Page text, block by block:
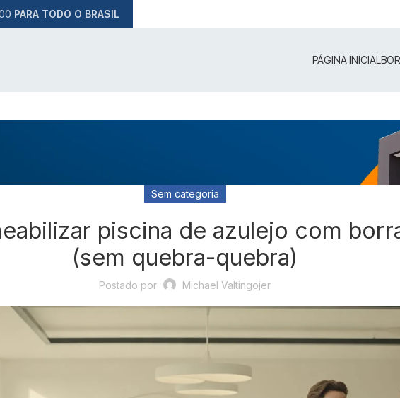
PÁGINA INICIAL
Sem categoria
piscina de azulejo com
(sem quebra-quebra)
Postado por Michael Valtingojer
PARA TODO O BRASIL